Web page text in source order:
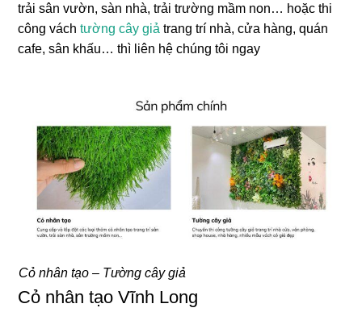
trải sân vườn, sàn nhà, trải trường mầm non… hoặc thi
công váchtường cây giả trang trí nhà, cửa hàng, quán
cafe, sân khấu… thì liên hệ chúng tôi ngay
Cỏ nhân tạo – Tường cây giả
Cỏ nhân tạo Vĩnh Long